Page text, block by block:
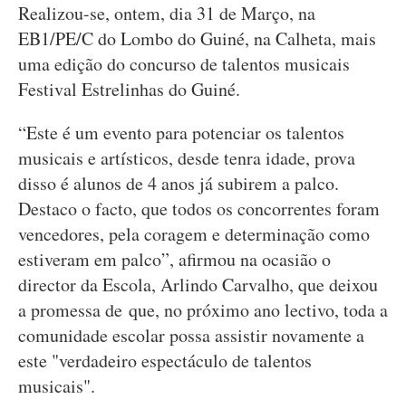
Realizou-se, ontem, dia 31 de Março, na
EB1/PE/C do Lombo do Guiné, na Calheta, mais
uma edição do concurso de talentos musicais
Festival Estrelinhas do Guiné.
“Este é um evento para potenciar os talentos
musicais e artísticos, desde tenra idade, prova
disso é alunos de 4 anos já subirem a palco.
Destaco o facto, que todos os concorrentes foram
vencedores, pela coragem e determinação como
estiveram em palco”, afirmou na ocasião o
director da Escola, Arlindo Carvalho, que deixou
a promessa de que, no próximo ano lectivo, toda a
comunidade escolar possa assistir novamente a
este "verdadeiro espectáculo de talentos
musicais".